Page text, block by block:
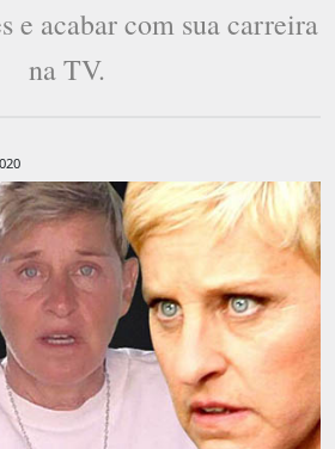
e acabar com sua carreira
na TV.